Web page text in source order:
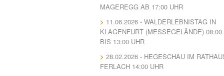
MAGEREGG AB 17:00 UHR
11.06.2026 - WALDERLEBNISTAG IN
KLAGENFURT (MESSEGELÄNDE) 08:00
BIS 13:00 UHR
28.02.2026 - HEGESCHAU IM
FERLACH 14:00 UHR